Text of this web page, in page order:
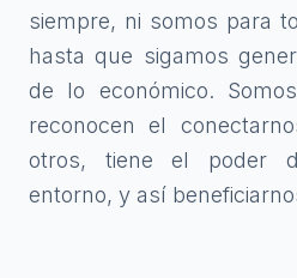
siempre, ni somos para
hasta que sigamos
de lo económico.
reconocen el
otros, tiene el poder
entorno, y así